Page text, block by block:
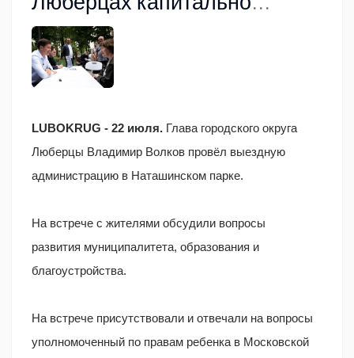
отремонтируют
LUBOKRUG - 22 июля. Глава городского округа
Люберцы Владимир Волков провёл выездную
администрацию в Наташинском парке.
На встрече с жителями обсудили вопросы
развития муниципалитета, образования и
благоустройства.
На встрече присутствовали и отвечали на вопросы
уполномоченный по правам ребенка в Московской